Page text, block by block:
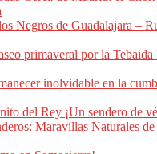
Negros de Guadalajara –
primaveral por la Tebaida
inolvidable en la
del Rey ¡Un sendero de
Maravillas Naturales de